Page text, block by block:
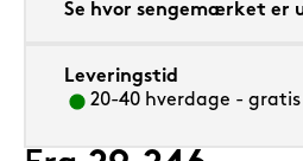
Se hvor sengemærket er
Leveringstid
20-40 hverdage -